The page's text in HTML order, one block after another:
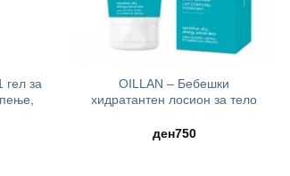
гел за
OILLAN – Бебешки
хидратантен лосион за тело
ден750